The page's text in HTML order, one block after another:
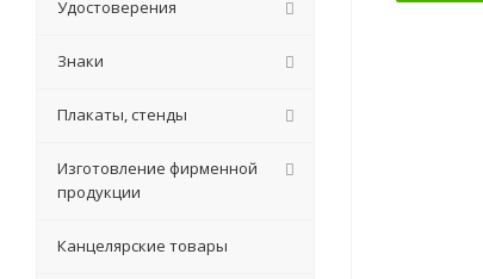
Удостоверения
Знаки
Плакаты, стенды
Изготовление фирменной
продукции
Канцелярские товары